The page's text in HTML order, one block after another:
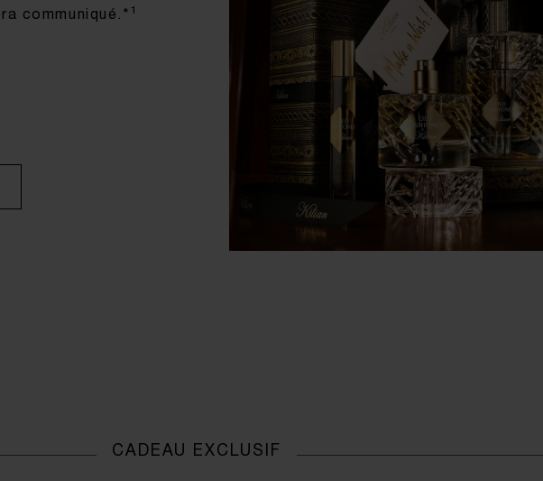
communiqué.* 1
CADEAU EXCLUSIF